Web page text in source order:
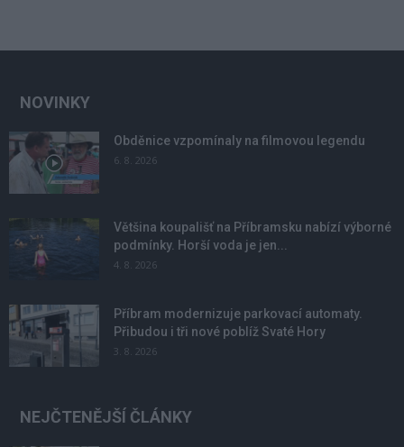
NOVINKY
Obděnice vzpomínaly na filmovou legendu
6. 8. 2026
Většina koupališť na Příbramsku nabízí výborné
podmínky. Horší voda je jen...
4. 8. 2026
Příbram modernizuje parkovací automaty.
Přibudou i tři nové poblíž Svaté Hory
3. 8. 2026
NEJČTENĚJŠÍ ČLÁNKY